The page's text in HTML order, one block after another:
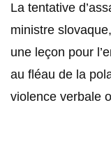
La tentative
ministre
une leçon pour
au fléau de la
violence verbale